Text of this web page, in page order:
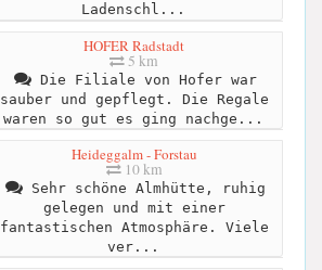
Ladenschl...
HOFER Radstadt
5 km
Die Filiale von Hofer war
sauber und gepflegt. Die Regale
waren so gut es ging nachge...
Heideggalm - Forstau
10 km
Sehr schöne Almhütte, ruhig
gelegen und mit einer
fantastischen Atmosphäre. Viele
ver...